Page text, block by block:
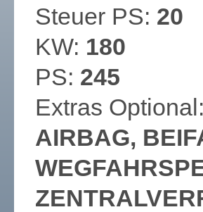
Steuer PS: 20
KW: 180
PS: 245
Extras Optional:
AIRBAG,